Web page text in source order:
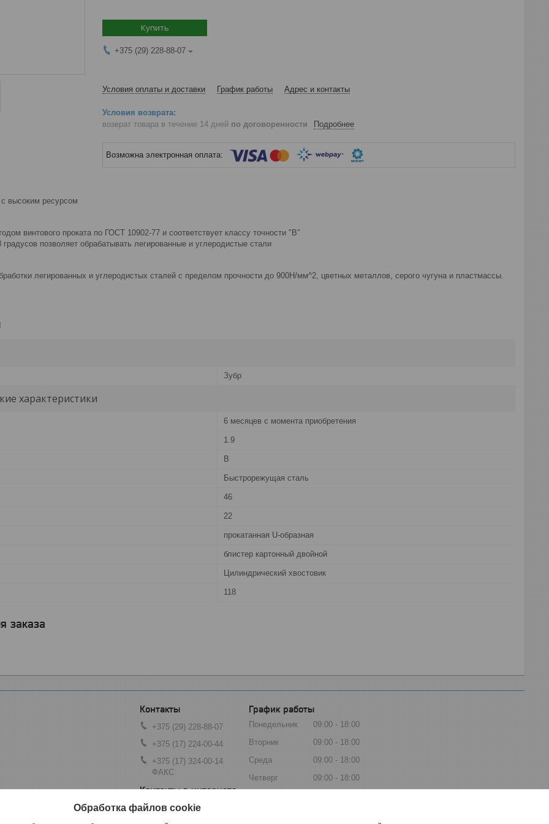
Купить
+375 (29) 228-88-07
Условия оплаты и доставки График работы Адрес и контакты
возврат товара в течение 14 дней по договоренности Подробнее
высоким ресурсом
винтового проката по ГОСТ 10902-77 и соответствует классу точности ″В″
градусов позволяет обрабатывать легированные и углеродистые стали
легированных и углеродистых сталей с пределом прочности до 900Н/мм^2, цветных металлов, серого чугуна и пластмассы.
Зубр
характеристики
6 месяцев с момента приобретения
1.9
В
Быстрорежущая сталь
46
22
прокатанная U-образная
блистер картонный двойной
Цилиндрический хвостовик
118
заказа
+375 (29) 228-88-07
+375 (17) 224-00-44
+375 (17) 324-00-14
ФАКС
by.zybr@mail.ru
График работы
Понедельник 09:00
18:00
Вторник
09:00
18:00
Среда
09:00
18:00
Четверг
09:00
18:00
Обработка файлов cookie